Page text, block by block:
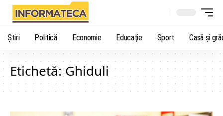
Știri Politică Economie Educaţie Sport Casă şi
Etichetă:Ghiduli